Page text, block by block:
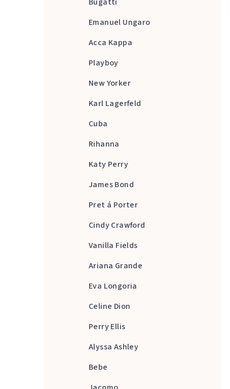
Emanuel Ungaro
Acca Kappa
Playboy
New Yorker
Karl Lagerfeld
Cuba
Rihanna
Katy Perry
James Bond
Pret á Porter
Cindy Crawford
Vanilla Fields
Ariana Grande
Eva Longoria
Celine Dion
Perry Ellis
Alyssa Ashley
Bebe